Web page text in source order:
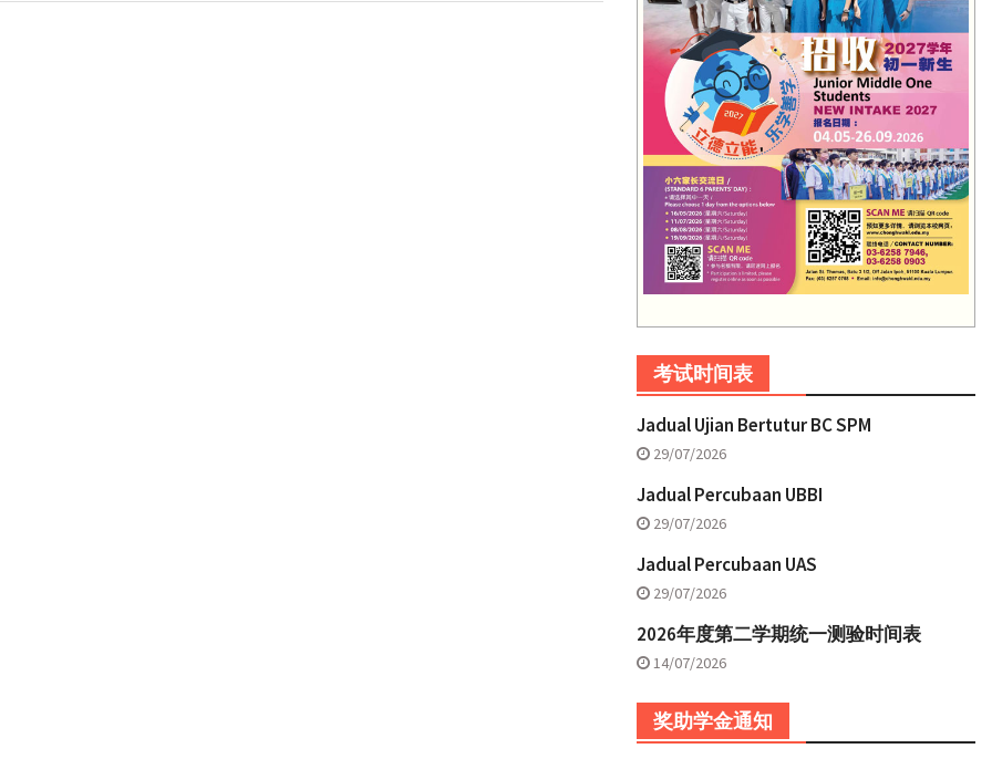
考试时间表
Jadual Ujian Bertutur BC SPM
29/07/2026
Jadual Percubaan UBBI
29/07/2026
Jadual Percubaan UAS
29/07/2026
2026年度第二学期统一测验时间表
14/07/2026
奖助学金通知